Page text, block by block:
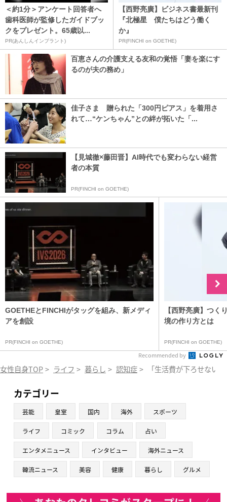
＜約1分＞アンケート回答者へ
歯科医師が監修したガイドブッ
クをプレゼント。65歳以...
PR(あんしんインプラント)
【西野亮廣】ビジネス書最新刊
『北極星 僕たちはどう働く
か』
PR(FINCHI on GOETHE)
百恵さんの介護支える友和の覚悟「妻を楽にす
るのが夫の務め」
佳子さま 贈られた「300円ピアス」を着用さ
れて…“ケンちゃん”との絆が拓いた「...
【見城徹×藤田晋】AI時代でも変わらない経営
者の本質
PR(FINCHI on GOETHE)
GOETHEとFINCHIがタッグを組み、新メディ
アを創設
PR(FINCHI on GOETHE)
【西野亮廣】つく
境の作り方とは
PR(FINCHI on GOETHE)
Recommended by
女性自身TOP > ライフ > 暮らし > 認知症 > 「生活費が下ろせな
カテゴリー
芸能 皇室 国内 海外 スポーツ
ライフ コミック コラム 占い
エンタメニュース インタビュー 海外ニュース
韓流ニュース 美容 健康 暮らし グルメ